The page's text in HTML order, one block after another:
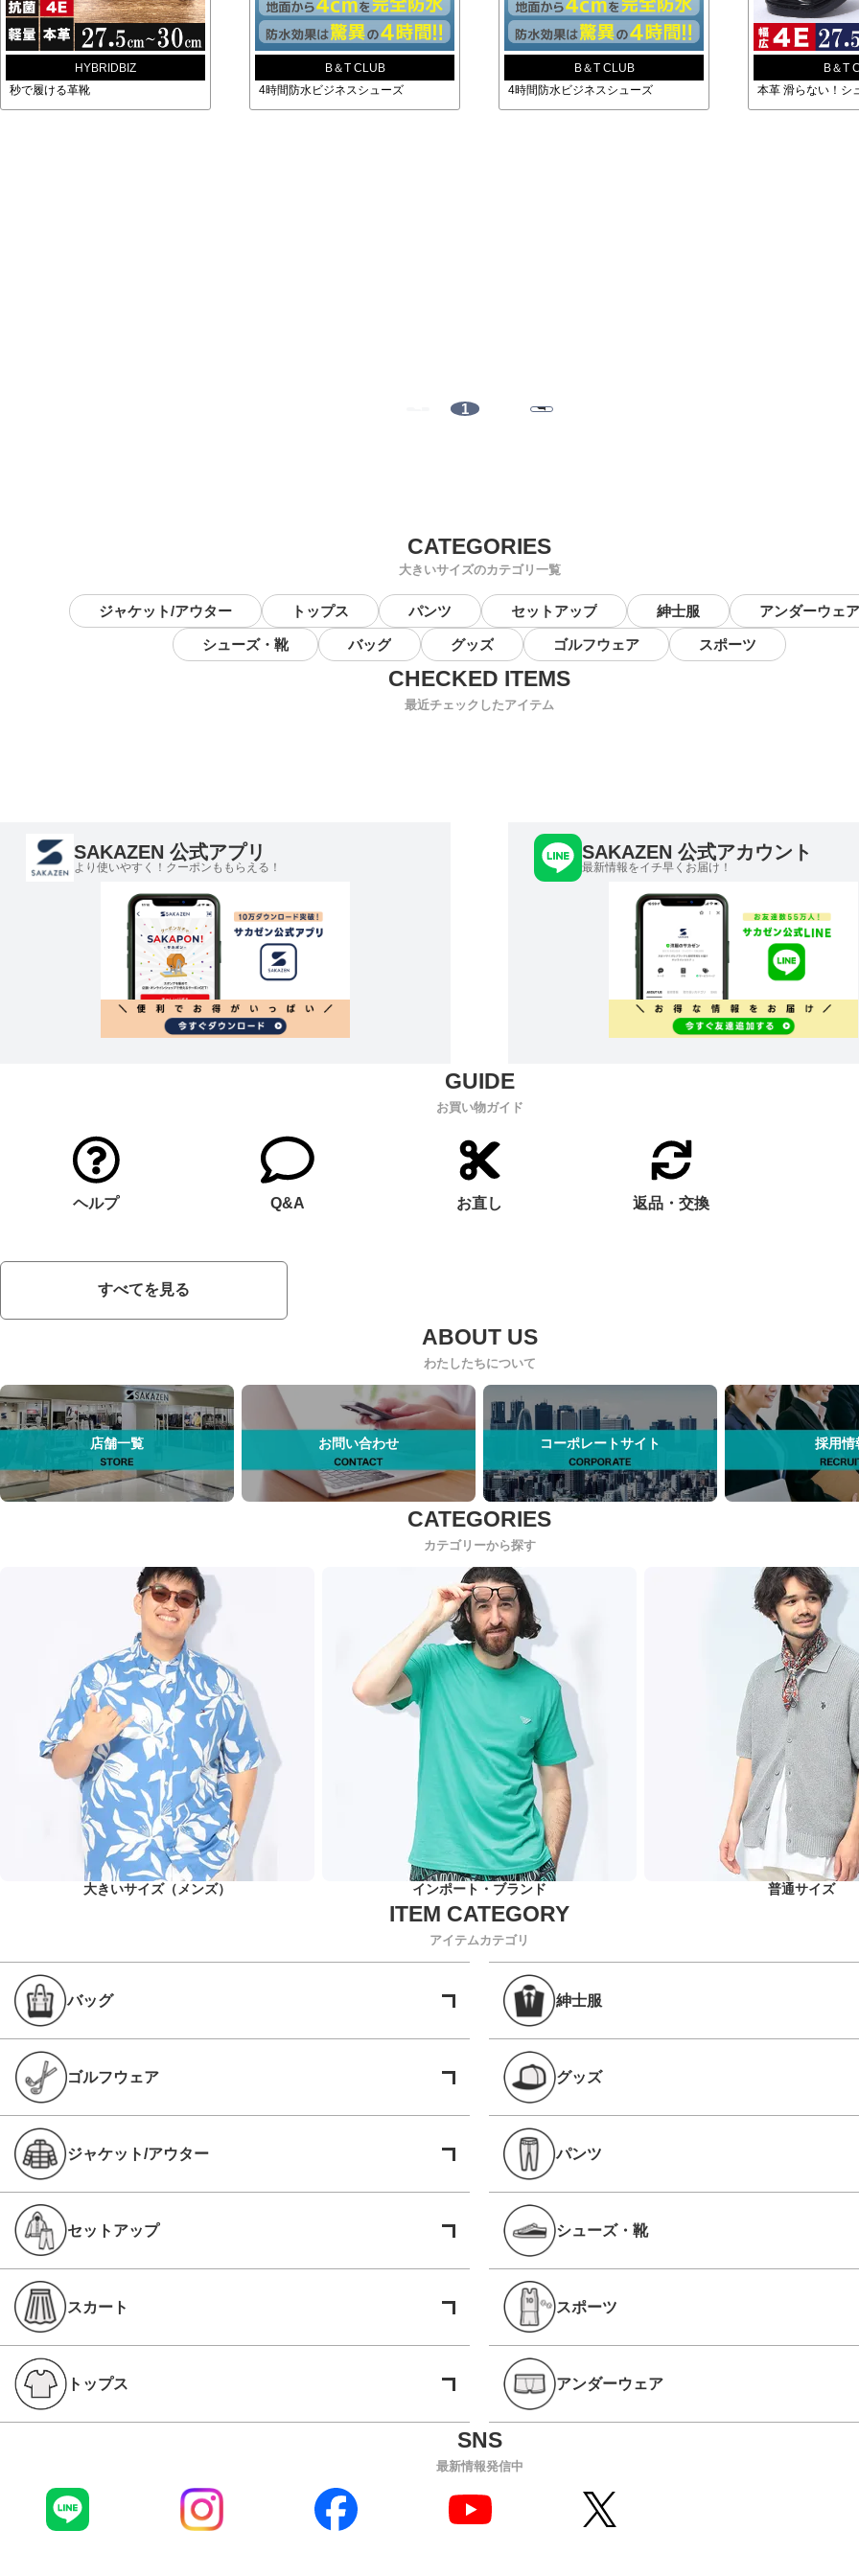
HYBRIDBIZ
秒で履ける革靴
B＆T CLUB
4時間防水ビジネスシューズ
B＆T CLUB
4時間防水ビジネスシューズ
B＆T
本革 滑らない！シ
1
大きいサイズのカテゴリ一覧
ジャケット/アウター トップス パンツ セットアップ 紳士服 アンダーウェア
シューズ・靴 バッグ グッズ ゴルフウェア スポーツ
最近チェックしたアイテム
SAKAZEN 公式アプリ
より使いやすく！クーポンももらえる！
SAKAZEN 公式アカウント
最新情報をイチ早くお届け！
お買い物ガイド
ヘルプ Q&A お直し 返品・交換
すべてを見る
わたしたちについて
店舗一覧 お問い合わせ コーポレートサイト 採用情
カテゴリーから探す
大きいサイズ（メンズ） インポート・ブランド 普通サイズ
アイテムカテゴリ
バッグ 紳士服
ゴルフウェア グッズ
ジャケット/アウター パンツ
セットアップ シューズ・靴
スカート スポーツ
トップス アンダーウェア
最新情報発信中